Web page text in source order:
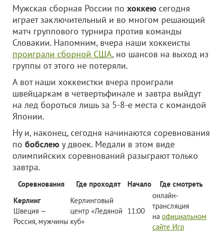
Мужская сборная России по хоккею сегодня
играет заключительный и во многом решающий
матч группового турнира против команды
Словакии. Напомним, вчера наши хоккеисты
проиграли сборной США, но шансов на выход из
группы от этого не потеряли.
А вот наши хоккеистки вчера проиграли
швейцаркам в четвертьфинале и завтра выйдут
на лед бороться лишь за 5-8-е места с командой
Японии.
Ну и, наконец, сегодня начинаются соревнования
по бобслею у двоек. Медали в этом виде
олимпийских соревнований разыграют только
завтра.
Соревнования Где проходят Начало
Где смотреть
Керлинг
Швеция —
Россия, мужчины
Керлинговый
центр «Ледяной
куб»
11:00
онлайн-
трансляция
на официальном
сайте Игр